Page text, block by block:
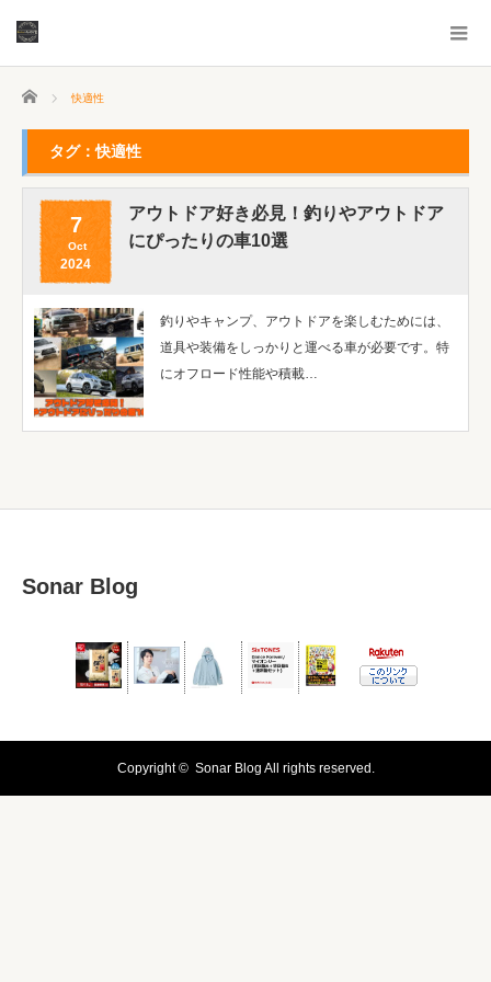
ホーム 快適性
タグ：快適性
7
Oct
2024
アウトドア好き必見！釣りやアウトドア
にぴったりの車10選
釣りやキャンプ、アウトドアを楽しむためには、
道具や装備をしっかりと運べる車が必要です。特
にオフロード性能や積載…
Sonar Blog
Copyright © Sonar Blog All rights reserved.